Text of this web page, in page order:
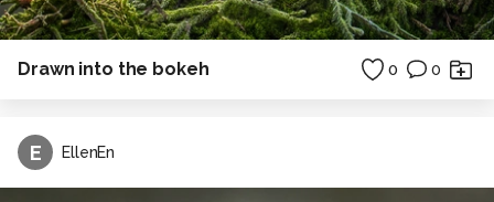
Drawn into the bokeh 0 0
E EllenEn